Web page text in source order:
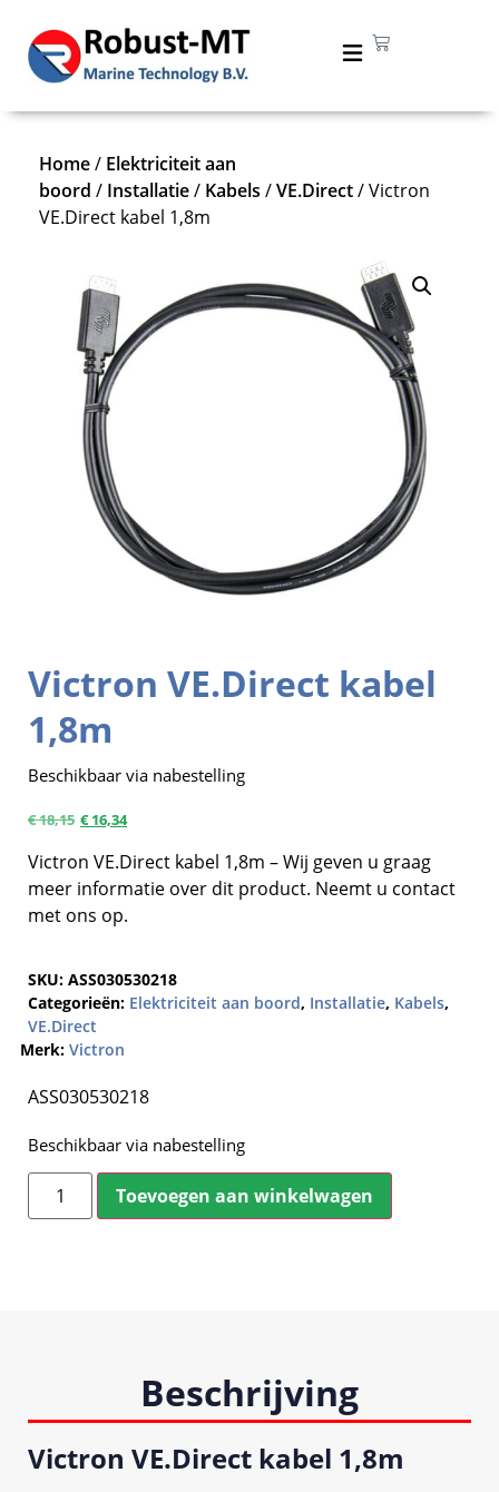
Victron VE.Direct kabel
1,8m
Beschikbaar via nabestelling
€18,15 €16,34
Victron VE.Direct kabel 1,8m – Wij geven u graag
meer informatie over dit product. Neemt u contact
met ons op.
SKU: ASS030530218
Categorieën: Elektriciteit aan boord, Installatie, Kabels,
VE.Direct
Merk: Victron
ASS030530218
Beschikbaar via nabestelling
Toevoegen aan winkelwagen
Home/ Elektriciteit aan
boord / Installatie/ Kabels /VE.Direct/ Victron
VE.Direct kabel 1,8m
Beschrijving
Victron VE.Direct kabel 1,8m